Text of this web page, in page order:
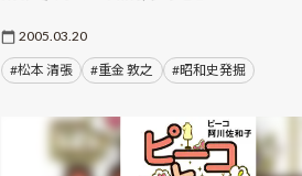
2005.03.20
#松本 清張 #重金 敦之 #昭和史発掘